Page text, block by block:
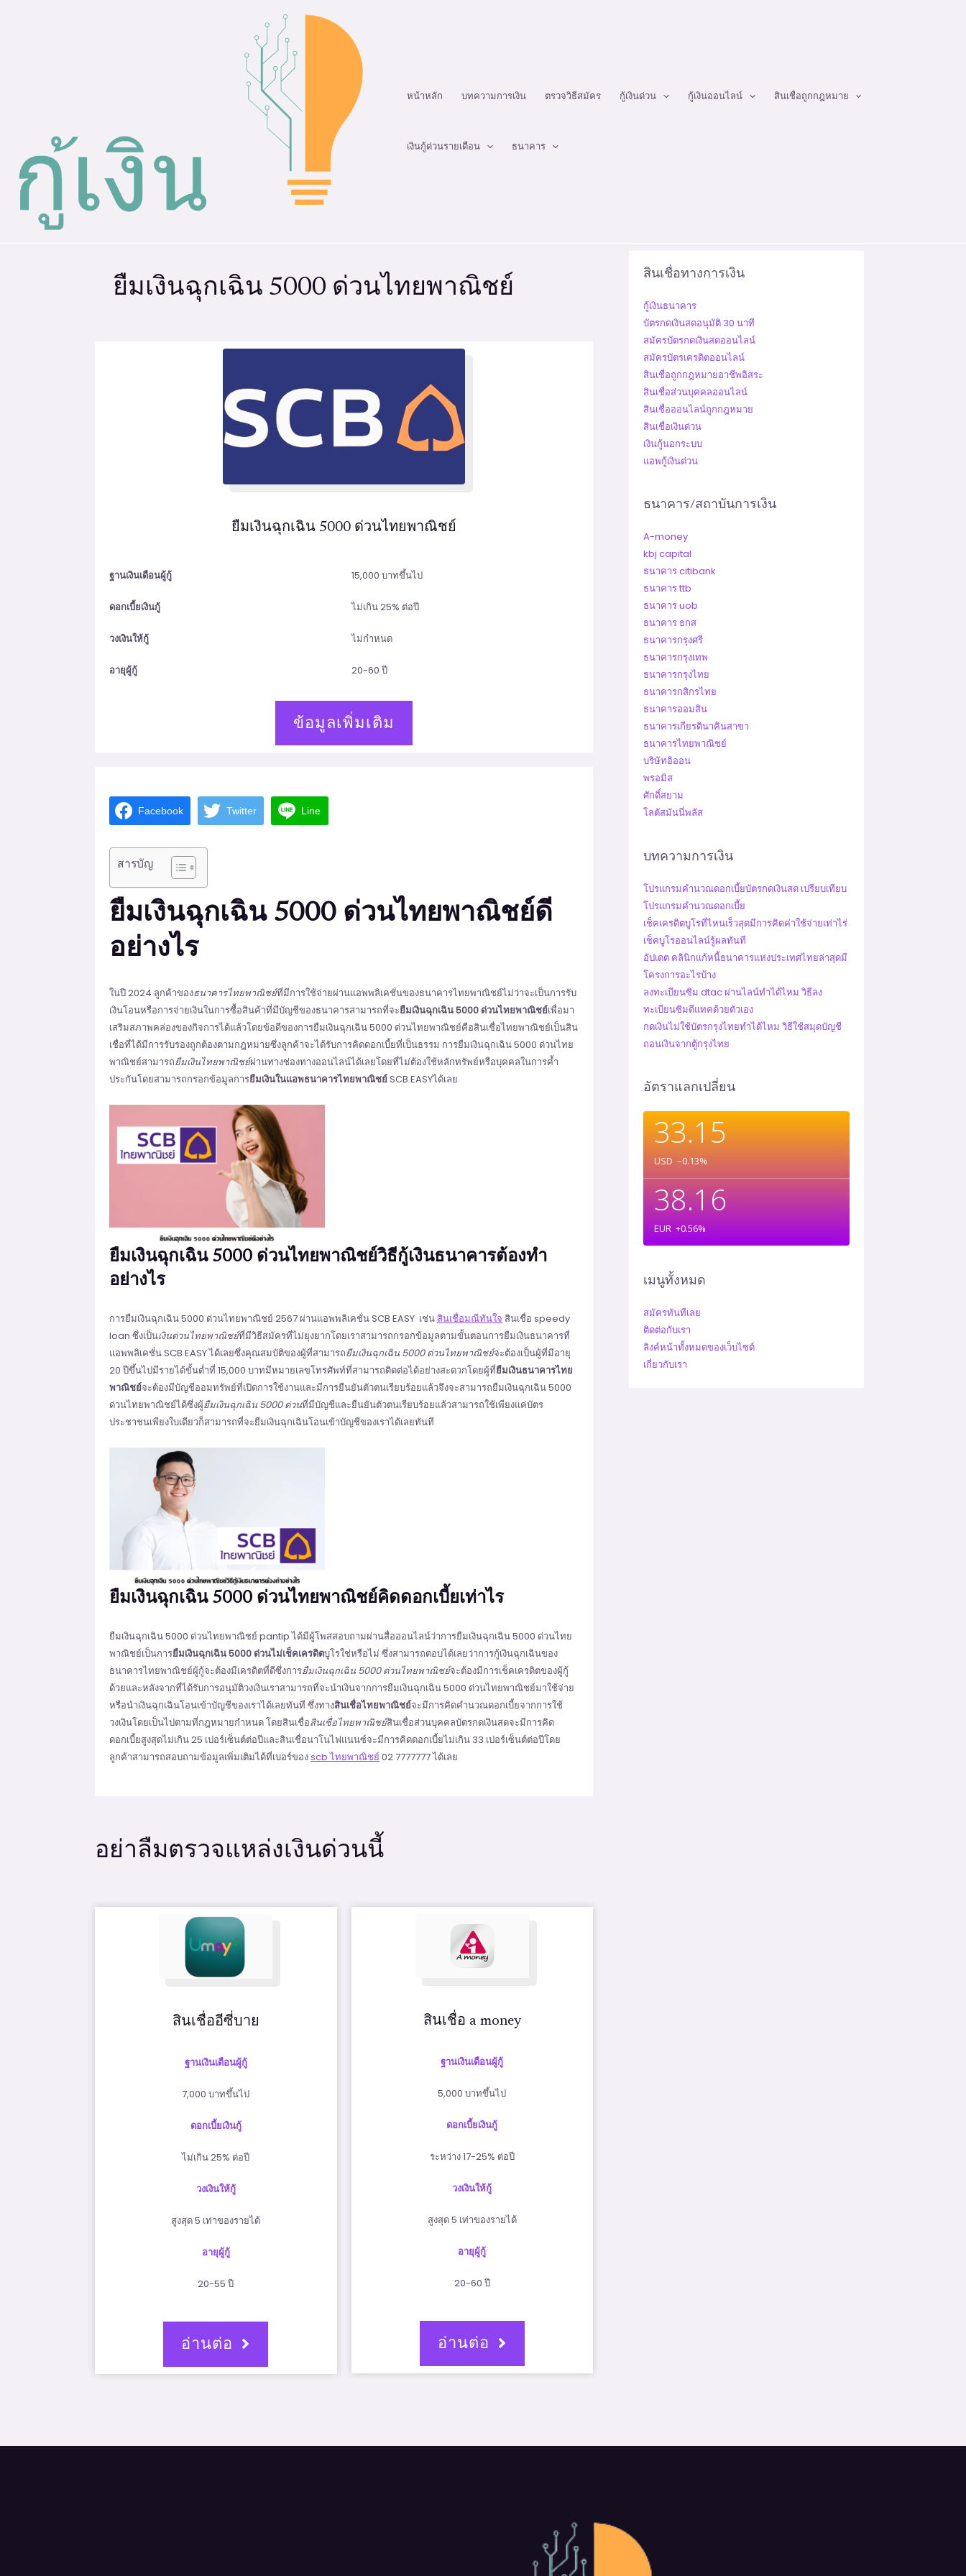
หน้าหลัก บทความการเงิน ตรวจวิธีสมัคร กู้เงินด่วน กู้เงินออนไลน์ สินเชื่อถูกกฎหมาย
เงินกู้ด่วนรายเดือน ธนาคาร
ยืมเงินฉุกเฉิน 5000 ด่วนไทยพาณิชย์
ยืมเงินฉุกเฉิน 5000 ด่วนไทยพาณิชย์
ฐานเงินเดือนผู้กู้ 15,000 บาทขึ้นไป
ดอกเบี้ยเงินกู้ ไม่เกิน 25% ต่อปี
วงเงินให้กู้ ไม่กำหนด
อายุผู้กู้ 20-60 ปี
ข้อมูลเพิ่มเติม
Facebook Twitter Line
สารบัญ
ยืมเงินฉุกเฉิน 5000 ด่วนไทยพาณิชย์ดี
อย่างไร
ในปี 2024 ลูกค้าของธนาคารไทยพาณิชย์ที่มีการใช้จ่ายผ่านแอพพลิเคชั่นของธนาคารไทยพาณิชย์ไม่ว่าจะเป็นการรับ
เงินโอนหรือการจ่ายเงินในการซื้อสินค้าที่มีบัญชีของธนาคารสามารถที่จะยืมเงินฉุกเฉิน 5000 ด่วนไทยพาณิชย์เพื่อมา
เสริมสภาพคล่องของกิจการได้แล้วโดยข้อดีของการยืมเงินฉุกเฉิน 5000 ด่วนไทยพาณิชย์คือสินเชื่อไทยพาณิชย์เป็นสิน
เชื่อที่ได้มีการรับรองถูกต้องตามกฎหมายซึ่งลูกค้าจะได้รับการคิดดอกเบี้ยที่เป็นธรรม การยืมเงินฉุกเฉิน 5000 ด่วนไทย
พาณิชย์สามารถยืมเงินไทยพาณิชย์ผ่านทางช่องทางออนไลน์ได้เลยโดยที่ไม่ต้องใช้หลักทรัพย์หรือบุคคลในการค้ำ
ประกันโดยสามารถกรอกข้อมูลการยืมเงินในแอพธนาคารไทยพาณิชย์SCB EASYได้เลย
ยืมเงินฉุกเฉิน 5000 ด่วนไทยพาณิชย์วิธีกู้เงินธนาคารต้องทำ
อย่างไร
การยืมเงินฉุกเฉิน 5000 ด่วนไทยพาณิชย์ 2567 ผ่านแอพพลิเคชั่น SCB EASY เช่น สินเชื่อมณีทันใจ สินเชื่อ speedy
loan ซึ่งเป็นเงินด่วนไทยพาณิชย์ที่มีวิธีสมัครที่ไม่ยุงยากโดยเราสามารถกรอกข้อมูลตามขั้นตอนการยืมเงินธนาคารที่
แอพพลิเคชั่น SCB EASY ได้เลยซึ่งคุณสมบัติของผู้ที่สามารถยืมเงินฉุกเฉิน 5000 ด่วนไทยพาณิชย์จะต้องเป็นผู้ที่มีอายุ
20 ปีขึ้นไปมีรายได้ขั้นต่ำที่ 15,000 บาทมีหมายเลขโทรศัพท์ที่สามารถติดต่อได้อย่างสะดวกโดยผู้ที่ยืมเงินธนาคารไทย
พาณิชย์จะต้องมีบัญชีออมทรัพย์ที่เปิดการใช้งานและมีการยืนยันตัวตนเรียบร้อยแล้วจึงจะสามารถยืมเงินฉุกเฉิน 5000
ด่วนไทยพาณิชย์ได้ซึ่งผู้ยืมเงินฉุกเฉิน 5000 ด่วนที่มีบัญชีและยืนยันตัวตนเรียบร้อยแล้วสามารถใช้เพียงแค่บัตร
ประชาชนเพียงใบเดียวก็สามารถที่จะยืมเงินฉุกเฉินโอนเข้าบัญชีของเราได้เลยทันที
ยืมเงินฉุกเฉิน 5000 ด่วนไทยพาณิชย์คิดดอกเบี้ยเท่าไร
ยืมเงินฉุกเฉิน 5000 ด่วนไทยพาณิชย์ pantip ได้มีผู้โพสสอบถามผ่านสื่อออนไลน์ว่าการยืมเงินฉุกเฉิน 5000 ด่วนไทย
พาณิชย์เป็นการยืมเงินฉุกเฉิน 5000 ด่วนไม่เช็คเครดิตบูโรใช่หรือไม่ ซึ่งสามารถตอบได้เลยว่าการกู้เงินฉุกเฉินของ
ธนาคารไทยพาณิชย์ผู้กู้จะต้องมีเครดิตที่ดีซึ่งการยืมเงินฉุกเฉิน 5000 ด่วนไทยพาณิชย์จะต้องมีการเช็คเครดิตของผู้กู้
ด้วยและหลังจากที่ได้รับการอนุมัติวงเงินเราสามารถที่จะนำเงินจากการยืมเงินฉุกเฉิน 5000 ด่วนไทยพาณิชย์มาใช้จ่าย
หรือนำเงินฉุกเฉินโอนเข้าบัญชีของเราได้เลยทันที ซึ่งทางสินเชื่อไทยพาณิชย์จะมีการคิดคำนวณดอกเบี้ยจากการใช้
วงเงินโดยเป็นไปตามที่กฎหมายกำหนด โดยสินเชื่อสินเชื่อไทยพาณิชย์สินเชื่อส่วนบุคคลบัตรกดเงินสดจะมีการคิด
ดอกเบี้ยสูงสุดไม่เกิน 25 เปอร์เซ็นต์ต่อปีและสินเชื่อนาโนไฟแนนซ์จะมีการคิดดอกเบี้ยไม่เกิน 33 เปอร์เซ็นต์ต่อปีโดย
ลูกค้าสามารถสอบถามข้อมูลเพิ่มเติมได้ที่เบอร์ของscb ไทยพาณิชย์02 7777777 ได้เลย
อย่าลืมตรวจแหล่งเงินด่วนนี้
สินเชื่ออีซี่บาย
ฐานเงินเดือนผู้กู้
7,000 บาทขึ้นไป
ดอกเบี้ยเงินกู้
ไม่เกิน 25% ต่อปี
วงเงินให้กู้
สูงสุด 5 เท่าของรายได้
อายุผู้กู้
20-55 ปี
อ่านต่อ
สินเชื่อ a money
ฐานเงินเดือนผู้กู้
5,000 บาทขึ้นไป
ดอกเบี้ยเงินกู้
ระหว่าง 17-25% ต่อปี
วงเงินให้กู้
สูงสุด 5 เท่าของรายได้
อายุผู้กู้
20-60 ปี
อ่านต่อ
สินเชื่อทางการเงิน
กู้เงินธนาคาร
บัตรกดเงินสดอนุมัติ 30 นาที
สมัครบัตรกดเงินสดออนไลน์
สมัครบัตรเครดิตออนไลน์
สินเชื่อถูกกฎหมายอาชีพอิสระ
สินเชื่อส่วนบุคคลออนไลน์
สินเชื่อออนไลน์ถูกกฎหมาย
สินเชื่อเงินด่วน
เงินกู้นอกระบบ
แอพกู้เงินด่วน
ธนาคาร/สถาบันการเงิน
A-money
kbj capital
ธนาคาร citibank
ธนาคาร ttb
ธนาคาร uob
ธนาคาร ธกส
ธนาคารกรุงศรี
ธนาคารกรุงเทพ
ธนาคารกรุงไทย
ธนาคารกสิกรไทย
ธนาคารออมสิน
ธนาคารเกียรตินาคินสาขา
ธนาคารไทยพาณิชย์
บริษัทอิออน
พรอมิส
ศักดิ์สยาม
โลตัสมันนี่พลัส
บทความการเงิน
โปรแกรมคํานวณดอกเบี้ยบัตรกดเงินสด เปรียบเทียบ
โปรแกรมคํานวณดอกเบี้ย
เช็คเครดิตบูโรที่ไหนเร็วสุดมีการคิดค่าใช้จ่ายเท่าไร่
เช็คบูโรออนไลน์รู้ผลทันที
อัปเดต คลินิกแก้หนี้ธนาคารแห่งประเทศไทยล่าสุดมี
โครงการอะไรบ้าง
ลงทะเบียนซิม dtac ผ่านไลน์ทำได้ไหม วิธีลง
ทะเบียนซิมดีแทคด้วยตัวเอง
กดเงินไม่ใช้บัตรกรุงไทยทำได้ไหม วิธีใช้สมุดบัญชี
ถอนเงินจากตู้กรุงไทย
อัตราแลกเปลี่ยน
33.15
USD –0.13%
38.16
EUR +0.56%
เมนูทั้งหมด
สมัครทันทีเลย
ติดต่อกับเรา
ลิงค์หน้าทั้งหมดของเว็บไซต์
เกี่ยวกับเรา